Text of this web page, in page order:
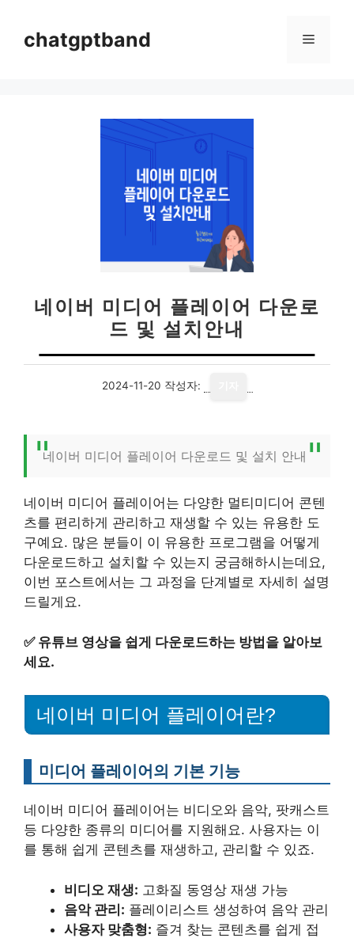
chatgptband 메
네이버 미디어 플레이어 다운로
드 및 설치안내
2024-11-20 작성자:
네이버 미디어 플레이어 다운로드 및 설치 안내
네이버 미디어 플레이어는 다양한 멀티미디어 콘텐
츠를 편리하게 관리하고 재생할 수 있는 유용한 도
구예요. 많은 분들이 이 유용한 프로그램을 어떻게
다운로드하고 설치할 수 있는지 궁금해하시는데요,
이번 포스트에서는 그 과정을 단계별로 자세히 설명
드릴게요.
✅ 유튜브 영상을 쉽게 다운로드하는 방법을 알아보
세요.
네이버 미디어 플레이어란?
미디어 플레이어의 기본 기능
네이버 미디어 플레이어는 비디오와 음악, 팟캐스트
등 다양한 종류의 미디어를 지원해요. 사용자는 이
를 통해 쉽게 콘텐츠를 재생하고, 관리할 수 있죠.
비디오 재생: 고화질 동영상 재생 가능
음악 관리: 플레이리스트 생성하여 음악 관리
사용자 맞춤형: 즐겨 찾는 콘텐츠를 쉽게 접